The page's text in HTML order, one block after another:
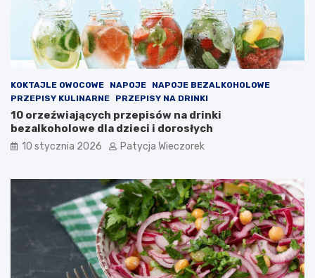
KOKTAJLE OWOCOWE NAPOJE
NAPOJE BEZALKOHOLOWE
PRZEPISY KULINARNE
PRZEPISY NA DRINKI
10 orzeźwiających przepisów na drinki
bezalkoholowe dla dzieci i dorosłych
10 stycznia 2026 Patycja Wieczorek